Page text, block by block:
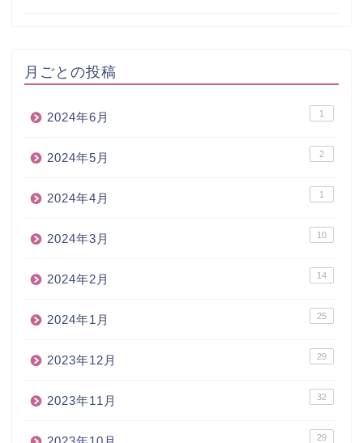
月ごとの投稿
2024年6月 1
2024年5月 2
2024年4月 1
2024年3月 10
2024年2月 14
2024年1月 25
2023年12月 29
2023年11月 32
29